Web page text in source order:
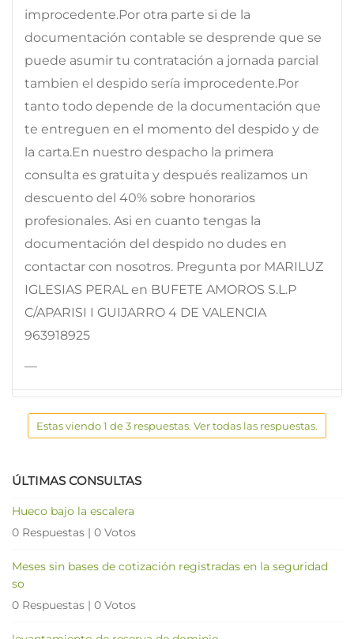
improcedente.Por otra parte si de la
documentación contable se desprende que se
puede asumir tu contratación a jornada parcial
tambien el despido sería improcedente.Por
tanto todo depende de la documentación que
te entreguen en el momento del despido y de
la carta.En nuestro despacho la primera
consulta es gratuita y después realizamos un
descuento del 40% sobre honorarios
profesionales. Asi en cuanto tengas la
documentación del despido no dudes en
contactar con nosotros. Pregunta por MARILUZ
IGLESIAS PERAL en BUFETE AMOROS S.L.P
C/APARISI I GUIJARRO 4 DE VALENCIA
963918925
—
Estas viendo 1 de 3 respuestas. Ver todas las respuestas.
ÚLTIMAS CONSULTAS
Hueco bajo la escalera
0 Respuestas | 0 Votos
Meses sin bases de cotización registradas en la seguridad
so
0 Respuestas | 0 Votos